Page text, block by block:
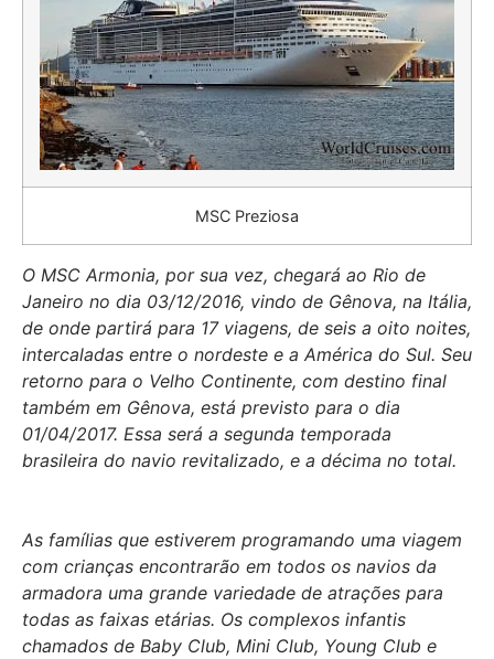
MSC Preziosa
O MSC Armonia, por sua vez, chegará ao Rio de
Janeiro no dia 03/12/2016, vindo de Gênova, na Itália,
de onde partirá para 17 viagens, de seis a oito noites,
intercaladas entre o nordeste e a América do Sul. Seu
retorno para o Velho Continente, com destino final
também em Gênova, está previsto para o dia
01/04/2017. Essa será a segunda temporada
brasileira do navio revitalizado, e a décima no total.
As famílias que estiverem programando uma viagem
com crianças encontrarão em todos os navios da
armadora uma grande variedade de atrações para
todas as faixas etárias. Os complexos infantis
chamados de Baby Club, Mini Club, Young Club e